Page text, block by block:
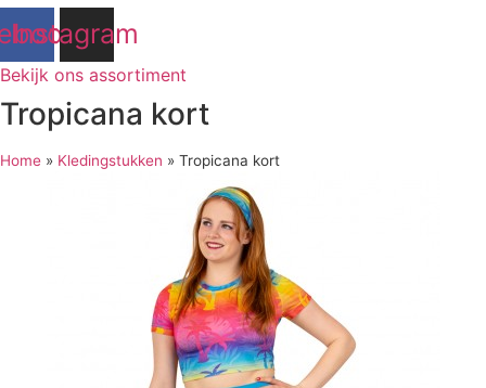
Instagram
Bekijk ons assortiment
Tropicana kort
Home » Kledingstukken » Tropicana kort